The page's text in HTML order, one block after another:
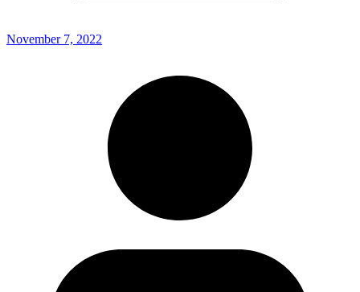
November 7, 2022